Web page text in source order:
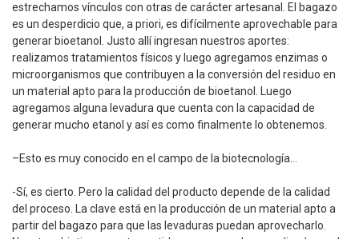
estrechamos vínculos con otras de carácter artesanal. El bagazo
es un desperdicio que, a priori, es difícilmente aprovechable para
generar bioetanol. Justo allí ingresan nuestros aportes:
realizamos tratamientos físicos y luego agregamos enzimas o
microorganismos que contribuyen a la conversión del residuo en
un material apto para la producción de bioetanol. Luego
agregamos alguna levadura que cuenta con la capacidad de
generar mucho etanol y así es como finalmente lo obtenemos.
–Esto es muy conocido en el campo de la biotecnología…
-Sí, es cierto. Pero la calidad del producto depende de la calidad
del proceso. La clave está en la producción de un material apto a
partir del bagazo para que las levaduras puedan aprovecharlo.